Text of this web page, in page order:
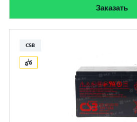
Заказать
CSB